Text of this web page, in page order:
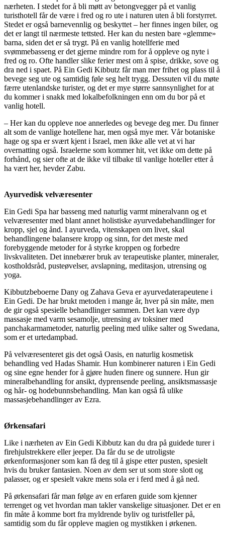
nærheten. I stedet for å bli møtt av betongvegger på et vanlig
turisthotell får de være i fred og ro ute i naturen uten å bli forstyrret.
Stedet er også barnevennlig og beskyttet – her finnes ingen biler, og
det er langt til nærmeste tettsted. Her kan du nesten bare «glemme»
barna, siden det er så trygt. På en vanlig hotellferie med
svømmebasseng er det gjerne mindre rom for å oppleve og nyte i
fred og ro. Ofte handler slike ferier mest om å spise, drikke, sove og
dra ned i spaet. På Ein Gedi Kibbutz får man mer frihet og plass til å
bevege seg ute og samtidig føle seg helt trygg. Dessuten vil du møte
færre utenlandske turister, og det er mye større sannsynlighet for at
du kommer i snakk med lokalbefolkningen enn om du bor på et
vanlig hotell.
– Her kan du oppleve noe annerledes og bevege deg mer. Du finner
alt som de vanlige hotellene har, men også mye mer. Vår botaniske
hage og spa er svært kjent i Israel, men ikke alle vet at vi har
overnatting også. Israelerne som kommer hit, vet ikke om dette på
forhånd, og sier ofte at de ikke vil tilbake til vanlige hoteller etter å
ha vært her, hevder Zabu.
Ayurvedisk velværesenter
Ein Gedi Spa har basseng med naturlig varmt mineralvann og et
velværesenter med blant annet holistiske ayurvedabehandlinger for
kropp, sjel og ånd. I ayurveda, vitenskapen om livet, skal
behandlingene balansere kropp og sinn, for det meste med
forebyggende metoder for å styrke kroppen og forbedre
livskvaliteten. Det innebærer bruk av terapeutiske planter, mineraler,
kostholdsråd, pusteøvelser, avslapning, meditasjon, utrensing og
yoga.
Kibbutzbeboerne Dany og Zahava Geva er ayurvedaterapeutene i
Ein Gedi. De har brukt metoden i mange år, hver på sin måte, men
de gir også spesielle behandlinger sammen. Det kan være dyp
massasje med varm sesamolje, utrensing av toksiner med
panchakarmametoder, naturlig peeling med ulike salter og Swedana,
som er et urtedampbad.
På velværesenteret gis det også Oasis, en naturlig kosmetisk
behandling ved Hadas Shamir. Hun kombinerer naturen i Ein Gedi
og sine egne hender for å gjøre huden finere og sunnere. Hun gir
mineralbehandling for ansikt, dyprensende peeling, ansiktsmassasje
og hår- og hodebunnsbehandling. Man kan også få ulike
massasjebehandlinger av Ezra.
Ørkensafari
Like i nærheten av Ein Gedi Kibbutz kan du dra på guidede turer i
firehjulstrekkere eller jeeper. Da får du se de utroligste
ørkenformasjoner som kan få deg til å gispe etter pusten, spesielt
hvis du bruker fantasien. Noen av dem ser ut som store slott og
palasser, og er spesielt vakre mens sola er i ferd med å gå ned.
På ørkensafari får man følge av en erfaren guide som kjenner
terrenget og vet hvordan man takler vanskelige situasjoner. Det er en
fin måte å komme bort fra myldrende byliv og turistfeller på,
samtidig som du får oppleve magien og mystikken i ørkenen.